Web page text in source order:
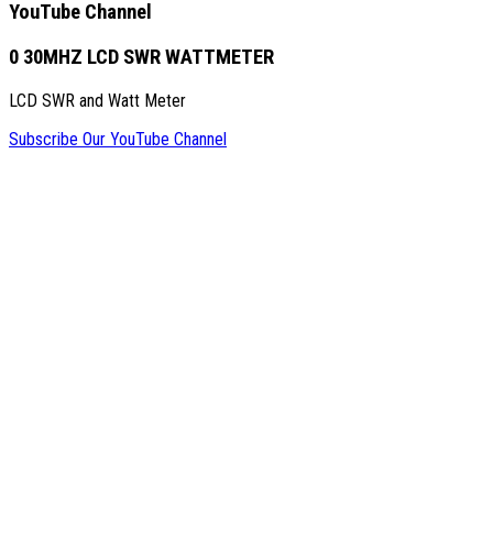
YouTube Channel
0 30MHZ LCD SWR WATTMETER
LCD SWR and Watt Meter
Subscribe Our YouTube Channel